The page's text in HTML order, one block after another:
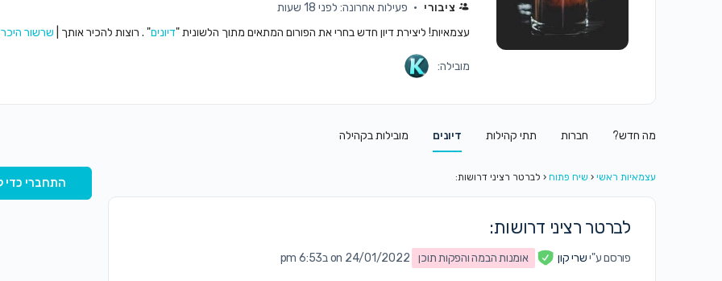
ציבורי
פעילות אחרונה: לפני 18 שעות
עצמאיות! ליצירת דיון חדש בחרי את הפורום המתאים מתוך הלשונית "דיונים" . רוצות להכיר אותך | שרשור
מובילה:
מה חדש? חברות תתי קהילות דיונים מובילות בקהילה
עצמאיות ראשי ‹ שיח פתוח ‹ לברטר רציני דרושות:
לברטר רציני דרושות:
פורסם ע"ישרי קון אומנות הבמה והפקות תוכן on 24/01/2022 ב6:53 pm
התחברי כדי